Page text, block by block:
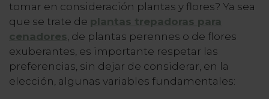
tomar en consideración plantas y flores? Ya sea
que se trate de plantas trepadoras para
cenadores, de plantas perennes o de flores
exuberantes, es importante respetar las
preferencias, sin dejar de considerar, en la
elección, algunas variables fundamentales: